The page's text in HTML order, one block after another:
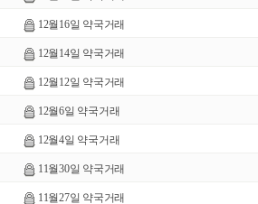
12월16일 약국거래
12월14일 약국거래
12월12일 약국거래
12월6일 약국거래
12월4일 약국거래
11월30일 약국거래
11월27일 약국거래